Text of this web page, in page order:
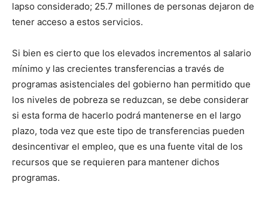
lapso considerado; 25.7 millones de personas dejaron de
tener acceso a estos servicios.
Si bien es cierto que los elevados incrementos al salario
mínimo y las crecientes transferencias a través de
programas asistenciales del gobierno han permitido que
los niveles de pobreza se reduzcan, se debe considerar
si esta forma de hacerlo podrá mantenerse en el largo
plazo, toda vez que este tipo de transferencias pueden
desincentivar el empleo, que es una fuente vital de los
recursos que se requieren para mantener dichos
programas.